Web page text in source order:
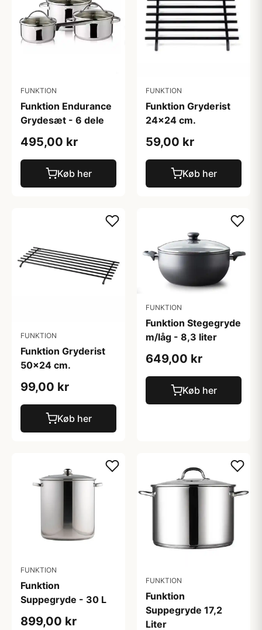
FUNKTION
Funktion Endurance
Grydesæt - 6 dele
495,00 kr
Køb her
FUNKTION
Funktion Gryderist
24x24 cm.
59,00 kr
Køb her
FUNKTION
Funktion Gryderist
50x24 cm.
99,00 kr
Køb her
FUNKTION
Funktion Stegegryde
m/låg - 8,3 liter
649,00 kr
Køb her
FUNKTION
Funktion
Suppegryde - 30 L
899,00 kr
FUNKTION
Funktion
Suppegryde 17,2
Liter